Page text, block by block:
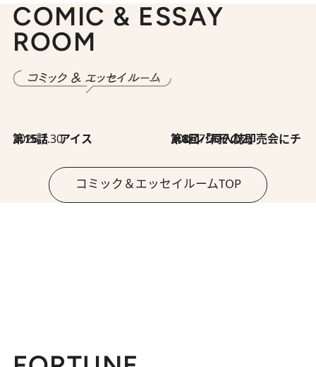
COMIC & ESSAY
ROOM
2026.7.30
第15話 アイス 2026.7.30
第8回「同人誌即売会にチャレンジ その2」
コミック＆エッセイルームTOP